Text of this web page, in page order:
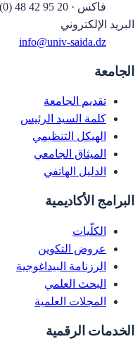
فاكس ·
48 42 95 20
البريد الإلكتروني
info@univ-saida.dz
الجامعة
تقديم الجامعة
كلمة السيد الرئيس
الهيكل التنظيمي
الميثاق الجامعي
الدليل الهاتفي
البرامج الأكاديمية
الكلّيات
عروض التكوين
الرزنامة البيداغوجية
البحث العلمي
المجلات العلمية
الخدمات الرقمية